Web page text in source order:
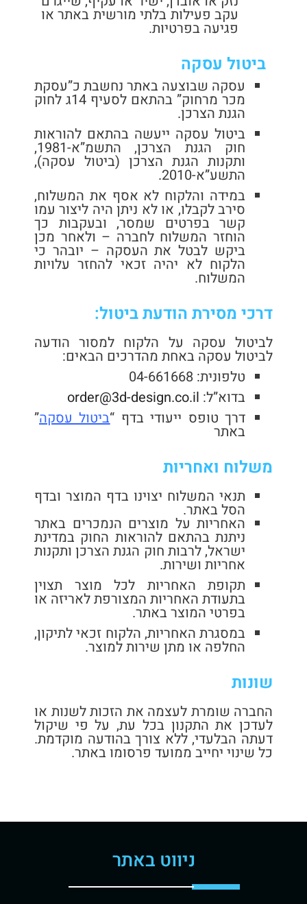
עקב פעילות בלתי מורשית באתר או
פגיעה בפרטיות.
ביטול עסקה
עסקה שבוצעה באתר נחשבת כ”עסקת
מכר מרחוק” בהתאם לסעיף 14ג לחוק
הגנת הצרכן.
ביטול עסקה ייעשה בהתאם להוראות
חוק הגנת הצרכן, התשמ”א-1981,
ותקנות הגנת הצרכן (ביטול עסקה),
התשע”א-2010.
במידה והלקוח לא אסף את המשלוח,
סירב לקבלו, או לא ניתן היה ליצור עמו
קשר בפרטים שמסר, ובעקבות כך
הוחזר המשלוח לחברה – ולאחר מכן
ביקש לבטל את העסקה – יובהר כי
הלקוח לא יהיה זכאי להחזר עלויות
המשלוח.
דרכי מסירת הודעת ביטול:
לביטול עסקה על הלקוח למסור הודעה
לביטול עסקה באחת מהדרכים הבאים:
טלפונית: 04-661668
בדוא”ל: order@3d-design.co.il
דרך טופס ייעודי בדף “ביטול עסקה”
באתר
משלוח ואחריות
תנאי המשלוח יצוינו בדף המוצר ובדף
הסל באתר.
האחריות על מוצרים הנמכרים באתר
ניתנת בהתאם להוראות החוק במדינת
ישראל, לרבות חוק הגנת הצרכן ותקנות
אחריות ושירות.
תקופת האחריות לכל מוצר תצוין
בתעודת האחריות המצורפת לאריזה או
בפרטי המוצר באתר.
במסגרת האחריות, הלקוח זכאי לתיקון,
החלפה או מתן שירות למוצר.
שונות
החברה שומרת לעצמה את הזכות לשנות או
לעדכן את התקנון בכל עת, על פי שיקול
דעתה הבלעדי, ללא צורך בהודעה מוקדמת.
כל שינוי יחייב ממועד פרסומו באתר.
ניווט באתר